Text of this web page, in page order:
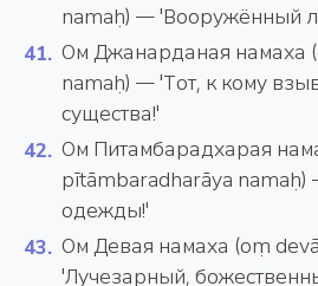
namaḥ) — 'Вооружённый
Ом Джанарданая намаха
namaḥ) — 'Тот, к кому
существа!'
Ом Питамбарадхарая
pītāmbaradharāya
одежды!'
Ом Девая намаха (oṃ
'Лучезарный,